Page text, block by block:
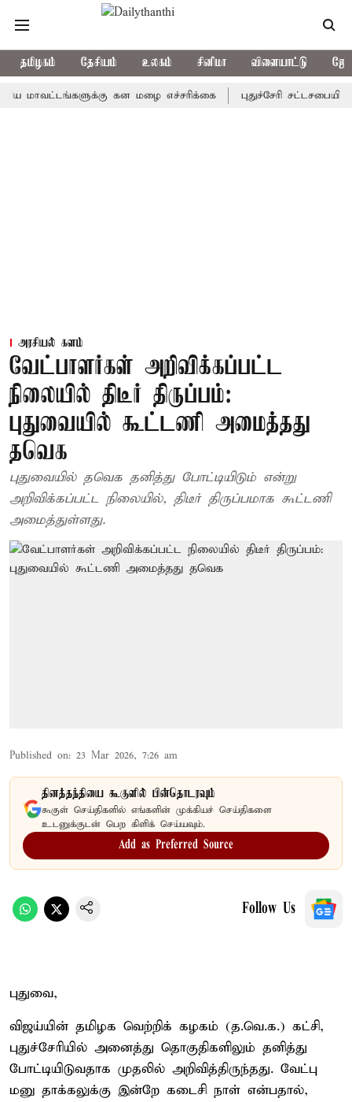
தமிழகம் தேசியம் உலகம் சினிமா விளையாட்டு
கன மழை எச்சரிக்கை புதுச்சேரி சட்டசபையில்
அரசியல் களம்
வேட்பாளர்கள் அறிவிக்கப்பட்ட
நிலையில் திடீர் திருப்பம்:
புதுவையில் கூட்டணி அமைத்தது
தவெக
புதுவையில் தவெக தனித்து போட்டியிடும் என்று
அறிவிக்கப்பட்ட நிலையில், திடீர் திருப்பமாக கூட்டணி
அமைத்துள்ளது.
Published on: 23 Mar 2026, 7:26 am
தினத்தந்தியை கூகுளில் பின்தொடரவும்
கூகுள் செய்திகளில் எங்களின் முக்கியச் செய்திகளை
உடனுக்குடன் பெற கிளிக் செய்யவும்.
Add as Preferred Source
Follow Us
புதுவை,
விஜய்யின் தமிழக வெற்றிக் கழகம் (த.வெ.க.) கட்சி,
புதுச்சேரியில் அனைத்து தொகுதிகளிலும் தனித்து
போட்டியிடுவதாக முதலில் அறிவித்திருந்தது. வேட்பு
மனு தாக்கலுக்கு இன்றே கடைசி நாள் என்பதால்,